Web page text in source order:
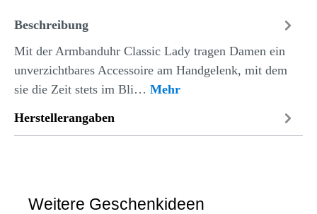
Beschreibung
Mit der Armbanduhr Classic Lady tragen Damen ein
unverzichtbares Accessoire am Handgelenk, mit dem
sie die Zeit stets im Bli… Mehr
Herstellerangaben
Weitere Geschenkideen